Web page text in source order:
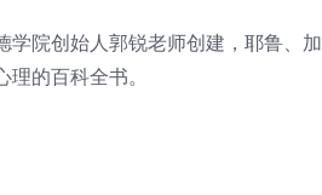
院创始人郭锐老师创建，耶鲁、加
的百科全书。